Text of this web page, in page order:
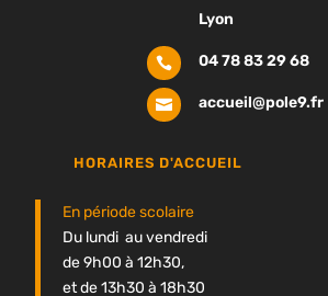
Lyon
 04 78 83 29 68
 accueil@pole9.fr
HORAIRES D'ACCUEIL
En période scolaire
Du lundi au vendredi
de 9h00 à 12h30,
et de 13h30 à 18h30